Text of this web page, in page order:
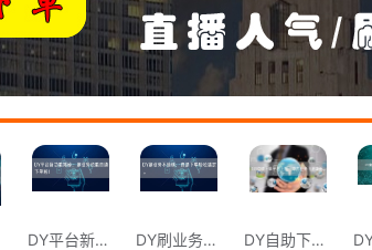
DY平台新功能揭秘：刷业务也能自助下单啦 DY刷业务不烦恼，自助下单轻松搞定。 DY自助下单平台上线，助力业务飞速增长。